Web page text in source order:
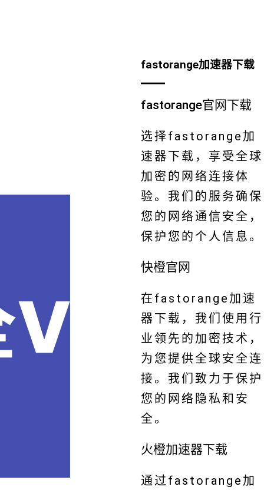
fastorange加速器下载
fastorange官网下载
选择fastorange加
速器下载，享受全球
加密的网络连接体
验。我们的服务确保
您的网络通信安全，
保护您的个人信息。
快橙官网
在fastorange加速
器下载，我们使用行
业领先的加密技术，
为您提供全球安全连
接。我们致力于保护
您的网络隐私和安
全。
火橙加速器下载
通过fastorange加